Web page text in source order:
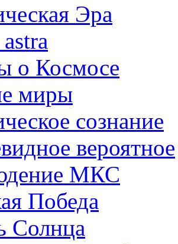
Эра
о Космосе
миры
сознание
вероятное
МКС
Победа
Солнца